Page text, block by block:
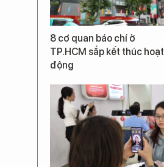
8 cơ quan báo chí ở
TP.HCM sắp kết thúc hoạt
động